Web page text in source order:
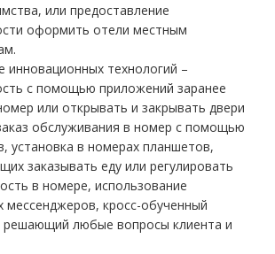
или предоставление
оформить отели местным
инновационных технологий –
с помощью приложений заранее
или открывать и закрывать двери
обслуживания в номер с помощью
установка в номерах планшетов,
заказывать еду или регулировать
в номере, использование
мессенджеров, кросс-обученный
решающий любые вопросы клиента и